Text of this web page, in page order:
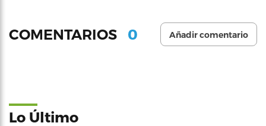
COMENTARIOS 0 Añadir comentario
Lo Último